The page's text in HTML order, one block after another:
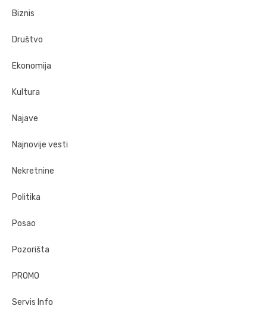
Biznis
Društvo
Ekonomija
Kultura
Najave
Najnovije vesti
Nekretnine
Politika
Posao
Pozorišta
PROMO
Servis Info